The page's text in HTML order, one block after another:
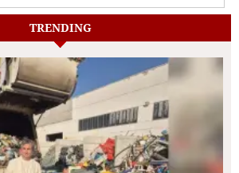
TRENDING